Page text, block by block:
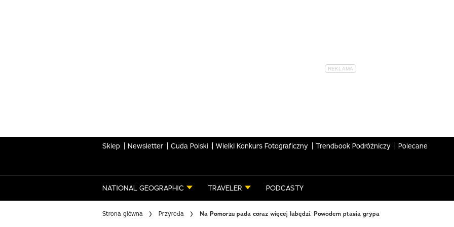
Sklep Newsletter Cuda Polski Wielki Konkurs Fotograficzny Trendbook Podróżniczy Polecane
NATIONAL GEOGRAPHIC TRAVELER PODCASTY
Strona główna Przyroda Na Pomorzu pada coraz więcej łabędzi. Powodem ptasia grypa